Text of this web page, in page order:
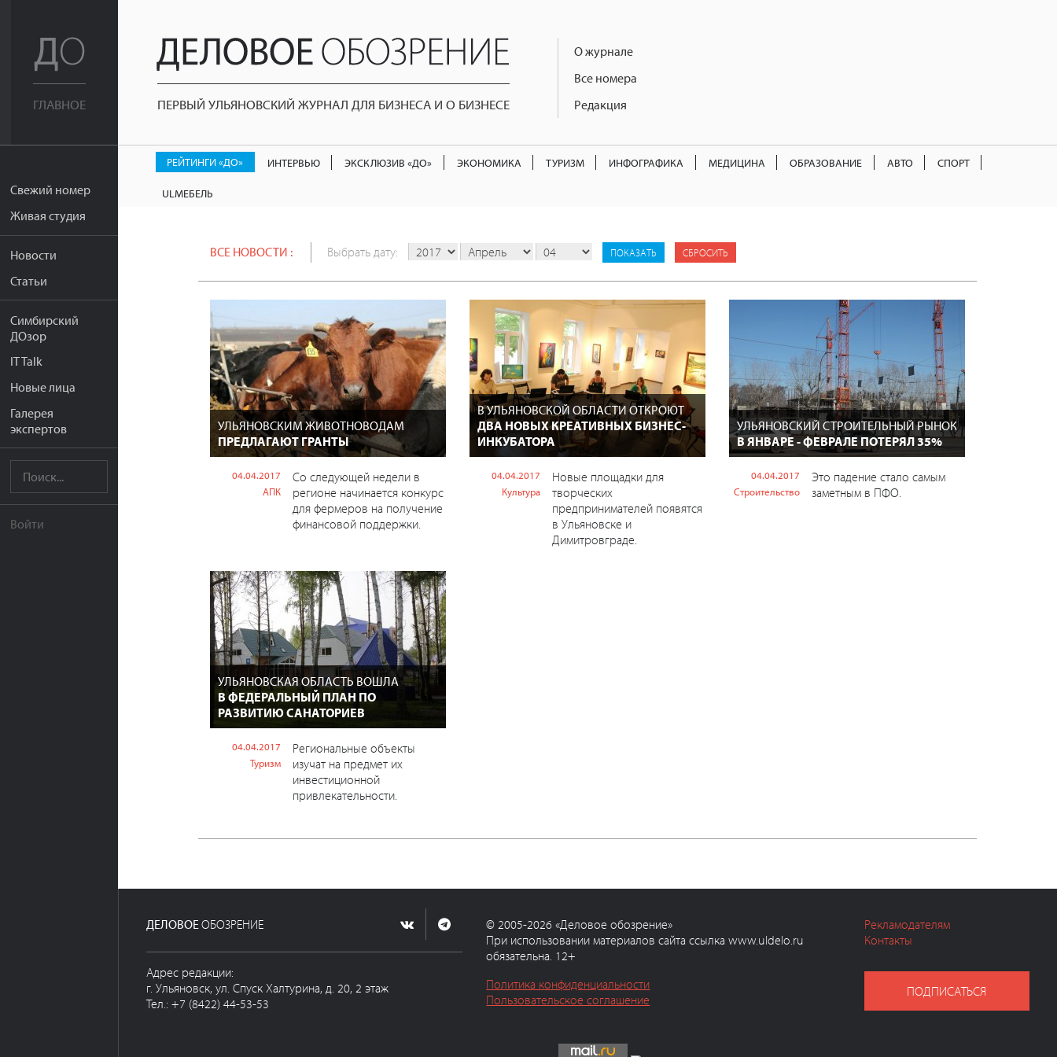
ГЛАВНОЕ
Свежий номер
Живая студия
Новости
Статьи
Симбирский
ДОзор
IT Talk
Новые лица
Галерея
экспертов
Войти
ПЕРВЫЙ УЛЬЯНОВСКИЙ ЖУРНАЛ ДЛЯ БИЗНЕСА И О БИЗНЕСЕ
О журнале
Все номера
Редакция
РЕЙТИНГИ «ДО» ИНТЕРВЬЮ ЭКСКЛЮЗИВ «ДО» ЭКОНОМИКА ТУРИЗМ ИНФОГРАФИКА МЕДИЦИНА ОБРАЗОВАНИЕ АВТО СПОРТ
ULМЕБЕЛЬ
ВСЕ НОВОСТИ : Выбрать дату: СБРОСИТЬ
УЛЬЯНОВСКИМ ЖИВОТНОВОДАМ
ПРЕДЛАГАЮТ ГРАНТЫ
04.04.2017
АПК
Со следующей недели в
регионе начинается конкурс
для фермеров на получение
финансовой поддержки.
В УЛЬЯНОВСКОЙ ОБЛАСТИ ОТКРОЮТ
ДВА НОВЫХ КРЕАТИВНЫХ БИЗНЕС-
ИНКУБАТОРА
04.04.2017
Культура
Новые площадки для
творческих
предпринимателей появятся
в Ульяновске и
Димитровграде.
УЛЬЯНОВСКИЙ СТРОИТЕЛЬНЫЙ РЫНОК
В ЯНВАРЕ - ФЕВРАЛЕ ПОТЕРЯЛ 35%
04.04.2017
Строительство
Это падение стало самым
заметным в ПФО.
УЛЬЯНОВСКАЯ ОБЛАСТЬ ВОШЛА
В ФЕДЕРАЛЬНЫЙ ПЛАН ПО
РАЗВИТИЮ САНАТОРИЕВ
04.04.2017
Туризм
Региональные объекты
изучат на предмет их
инвестиционной
привлекательности.
ДЕЛОВОЕОБОЗРЕНИЕ
Адрес редакции:
г. Ульяновск, ул. Спуск Халтурина, д. 20, 2 этаж
Тел.: +7 (8422) 44-53-53
© 2005-2026 «Деловое обозрение»
При использовании материалов сайта ссылка www.uldelo.ru
обязательна. 12+
Политика конфиденциальности
Пользовательское соглашение
Рекламодателям
Контакты
ПОДПИСАТЬСЯ